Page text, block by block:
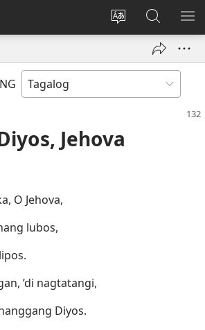
Baguhin
ng
Mag-
log
bubukas
sa
JW.ORG
Jehova
O Jehova,
lubos,
’di nagtatangi,
Diyos.